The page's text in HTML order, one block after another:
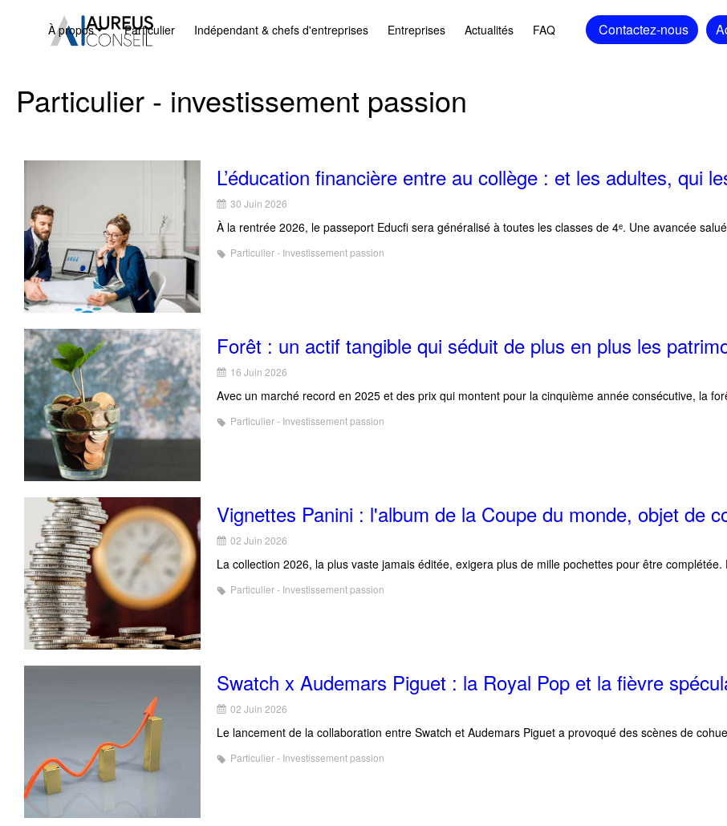
À propos Particulier Indépendant & chefs d'entreprises Entreprises Actualités FAQ Contactez-nous
Particulier - investissement passion
L’éducation financière entre au collège : et les adultes, qui
30 Juin 2026
À la rentrée 2026, le passeport Educfi sera généralisé à toutes les classes de 4ᵉ. Une avancée
Particulier - Investissement passion
Forêt : un actif tangible qui séduit de plus en plus les
16 Juin 2026
Avec un marché record en 2025 et des prix qui montent pour la cinquième année consécutive, la
Particulier - Investissement passion
Vignettes Panini : l'album de la Coupe du monde, objet de
02 Juin 2026
La collection 2026, la plus vaste jamais éditée, exigera plus de mille pochettes pour être
Particulier - Investissement passion
Swatch x Audemars Piguet : la Royal Pop et la fièvre
02 Juin 2026
Le lancement de la collaboration entre Swatch et Audemars Piguet a provoqué des scènes de
Particulier - Investissement passion